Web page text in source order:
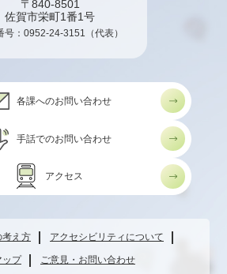
〒840-8501
佐賀市栄町1番1号
号： 0952-24-3151 （代表）
各課へのお問い合わせ
手話でのお問い合わせ
アクセス
考え方 アクセシビリティについて
ップ ご意見・お問い合わせ